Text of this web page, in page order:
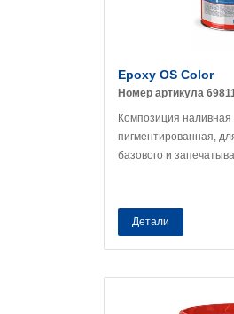
Epoxy OS Color
Номер артикула
Композиция
пигментированная,
базового и
Детали